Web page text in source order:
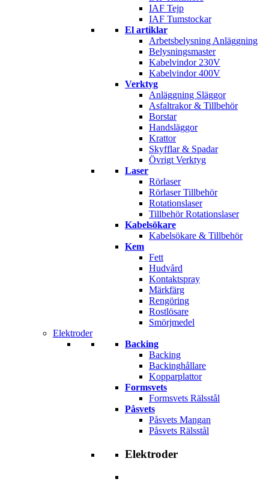
IAF Tejp
IAF Tumstockar
El artiklar
Arbetsbelysning Anläggning
Belysningsmaster
Kabelvindor 230V
Kabelvindor 400V
Verktyg
Anläggning Släggor
Asfaltrakor & Tillbehör
Borstar
Handsläggor
Krattor
Skyfflar & Spadar
Övrigt Verktyg
Laser
Rörlaser
Rörlaser Tillbehör
Rotationslaser
Tillbehör Rotationslaser
Kabelsökare
Kabelsökare & Tillbehör
Kem
Fett
Hudvård
Kontaktspray
Märkfärg
Rengöring
Rostlösare
Smörjmedel
Elektroder
Backing
Backing
Backinghållare
Kopparplattor
Formsvets
Formsvets Rälsstål
Påsvets
Påsvets Mangan
Påsvets Rälsstål
Elektroder